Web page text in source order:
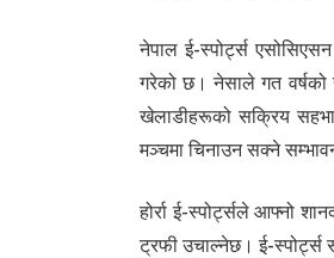
नेपाल ई-स्पोर्ट्स
गरेको छ। नेसाले गत वर्षको
खेलाडीहरूको सक्रिय
मञ्चमा चिनाउन सक्ने
होर्रा ई-स्पोर्ट्सले आफ्नो
ट्रफी उचाल्नेछ। ई-स्पोर्ट्स